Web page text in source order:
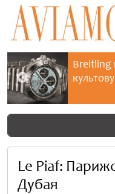
Breitling
Le Piaf:
Дубая